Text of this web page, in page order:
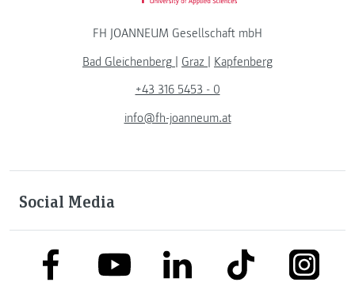
FH JOANNEUM Gesellschaft mbH
Bad Gleichenberg | Graz | Kapfenberg
+43 316 5453 - 0
info@fh-joanneum.at
Social Media
link to facebooklink to youtubelink to linkedinlink to tiktok link to